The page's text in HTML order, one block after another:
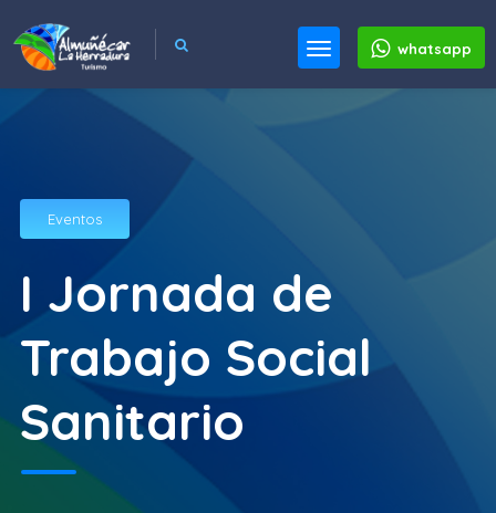
whatsapp
Eventos
I Jornada de
Trabajo Social
Sanitario